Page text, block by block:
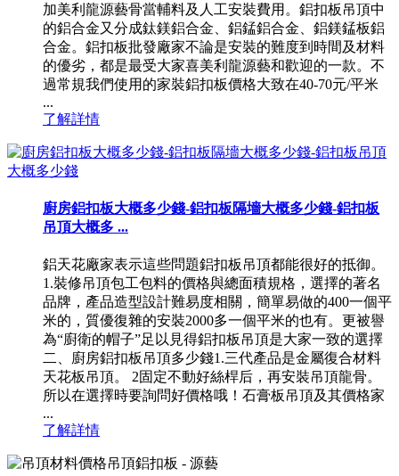
加美利龍源藝骨當輔料及人工安裝費用。鋁扣板吊頂中
的鋁合金又分成鈦鎂鋁合金、鋁錳鋁合金、鋁鎂錳板鋁
合金。鋁扣板批發廠家不論是安裝的難度到時間及材料
的優劣，都是最受大家喜美利龍源藝和歡迎的一款。不
過常規我們使用的家裝鋁扣板價格大致在40-70元/平米
...
了解詳情
廚房鋁扣板大概多少錢-鋁扣板隔墻大概多少錢-鋁扣板
吊頂大概多 ...
鋁天花廠家表示這些問題鋁扣板吊頂都能很好的抵御。
1.裝修吊頂包工包料的價格與總面積規格，選擇的著名
品牌，產品造型設計難易度相關，簡單易做的400一個平
米的，質優復雜的安裝2000多一個平米的也有。更被譽
為“廚衛的帽子”足以見得鋁扣板吊頂是大家一致的選擇
二、廚房鋁扣板吊頂多少錢1.三代產品是金屬復合材料
天花板吊頂。 2固定不動好絲桿后，再安裝吊頂龍骨。
所以在選擇時要詢問好價格哦！石膏板吊頂及其價格家
...
了解詳情